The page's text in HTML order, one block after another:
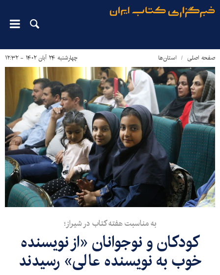
صفحه اصلی استان‌ها چهارشنبه ۲۴ آبان ۱۴۰۲ - ۱۲:۳۲
به مناسبت هفته کتاب در شیراز؛
کودکان و نوجوانان «از نویسنده
خوب به نویسنده عالی» رسیدند